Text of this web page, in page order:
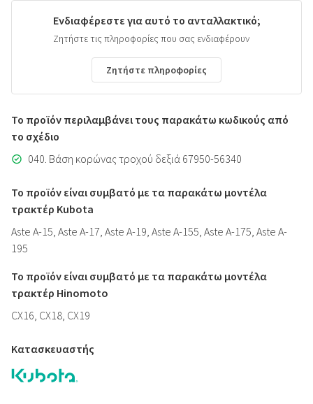
Ενδιαφέρεστε για αυτό το ανταλλακτικό;
Ζητήστε τις πληροφορίες που σας ενδιαφέρουν
Ζητήστε πληροφορίες
Το προϊόν περιλαμβάνει τους παρακάτω κωδικούς από
το σχέδιο
040. Βάση κορώνας τροχού δεξιά 67950-56340
Το προϊόν είναι συμβατό με τα παρακάτω μοντέλα
τρακτέρ Kubota
Aste A-15, Aste A-17, Aste A-19, Aste A-155, Aste A-175, Aste A-
195
Το προϊόν είναι συμβατό με τα παρακάτω μοντέλα
τρακτέρ Hinomoto
CX16, CX18, CX19
Κατασκευαστής